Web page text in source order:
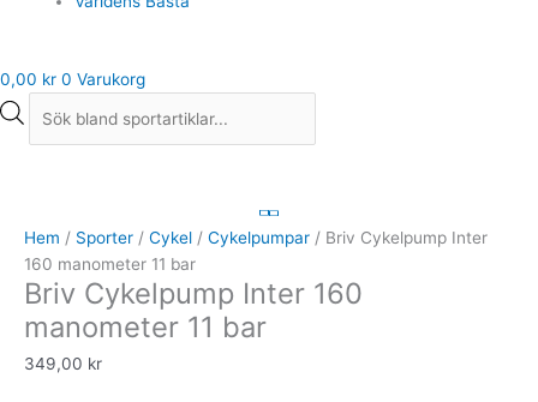
0,00 kr 0 Varukorg
Hem / Sporter / Cykel / Cykelpumpar / Briv Cykelpump Inter
160 manometer 11 bar
Briv Cykelpump Inter 160
manometer 11 bar
349,00 kr